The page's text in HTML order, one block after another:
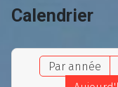
Calendrier
Par année